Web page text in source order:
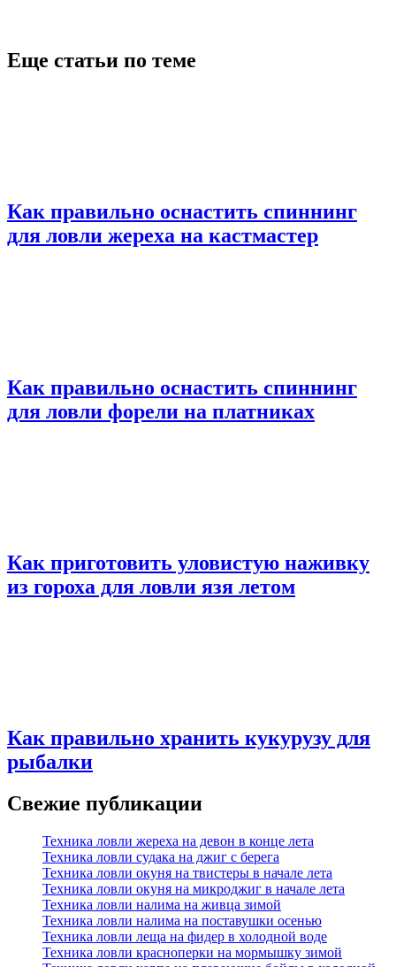
Еще статьи по теме
Как правильно оснастить спиннинг
для ловли жереха на кастмастер
Как правильно оснастить спиннинг
для ловли форели на платниках
Как приготовить уловистую наживку
из гороха для ловли язя летом
Как правильно хранить кукурузу для
рыбалки
Свежие публикации
Техника ловли жереха на девон в конце лета
Техника ловли судака на джиг с берега
Техника ловли окуня на твистеры в начале лета
Техника ловли окуня на микроджиг в начале лета
Техника ловли налима на живца зимой
Техника ловли налима на поставушки осенью
Техника ловли леща на фидер в холодной воде
Техника ловли красноперки на мормышку зимой